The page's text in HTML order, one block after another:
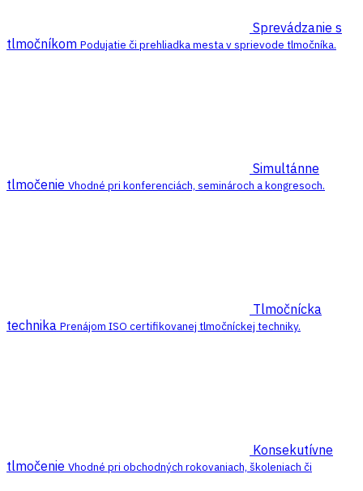
Sprevádzanie s
tlmočníkom Podujatie či prehliadka mesta v sprievode tlmočníka.
Simultánne
tlmočenie Vhodné pri konferenciách, seminároch a kongresoch.
Tlmočnícka
technika Prenájom ISO certifikovanej tlmočníckej techniky.
Konsekutívne
tlmočenie Vhodné pri obchodných rokovaniach, školeniach či